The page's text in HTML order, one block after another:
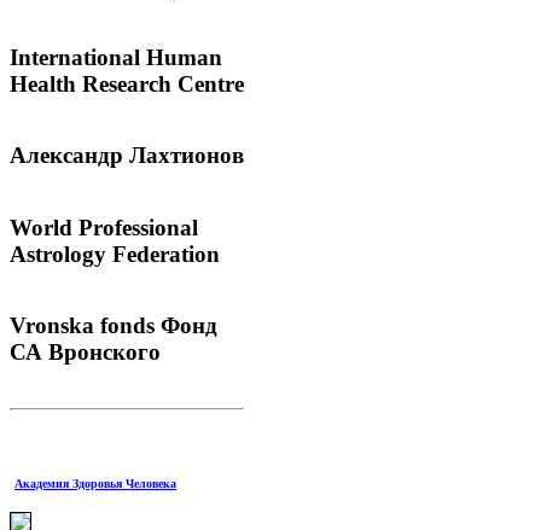
International Human
Health Research Centre
Александр Лахтионов
World Professional
Astrology Federation
Vronska fonds Фонд
СА Вронского
Академия Здоровья Человека